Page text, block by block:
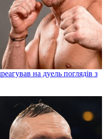
на дуель поглядів з